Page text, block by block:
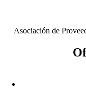
Asociación de